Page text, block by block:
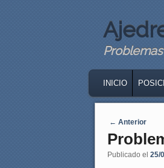
SKIP TO
SKIP TO
INICIO
Navegaci�n
← Anterior
Publicado el 25/